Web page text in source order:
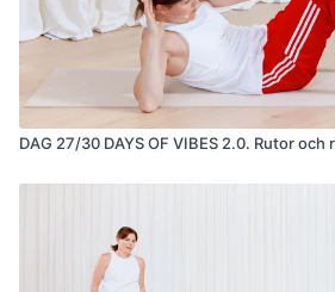
DAG 27/30 DAYS OF VIBES 2.0. Rutor